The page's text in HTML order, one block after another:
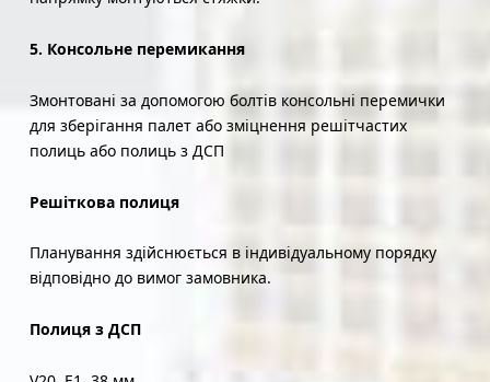
5. Консольне перемикання
Змонтовані за допомогою болтів консольні перемички
для зберігання палет або зміцнення решітчастих
полиць або полиць з ДСП
Решіткова полиця
Планування здійснюється в індивідуальному порядку
відповідно до вимог замовника.
Полиця з ДСП